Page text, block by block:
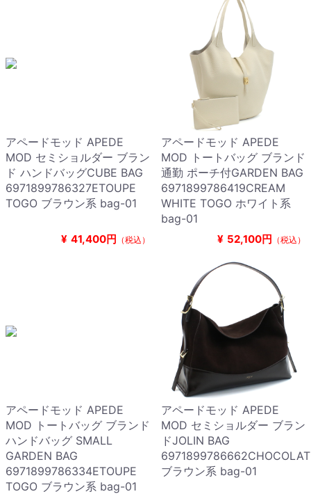
アペードモッド APEDE
MOD セミショルダー ブラン
ド ハンドバッグCUBE BAG
6971899786327ETOUPE
TOGO ブラウン系 bag-01
¥ 41,400円 （税込）
アペードモッド APEDE
MOD トートバッグ ブランド
通勤 ポーチ付GARDEN BAG
6971899786419CREAM
WHITE TOGO ホワイト系
bag-01
¥ 52,100円 （税込）
アペードモッド APEDE
MOD トートバッグ ブランド
ハンドバッグ SMALL
GARDEN BAG
6971899786334ETOUPE
TOGO ブラウン系 bag-01
アペードモッド APEDE
MOD セミショルダー ブラン
ドJOLIN BAG
ブラウン系 bag-01